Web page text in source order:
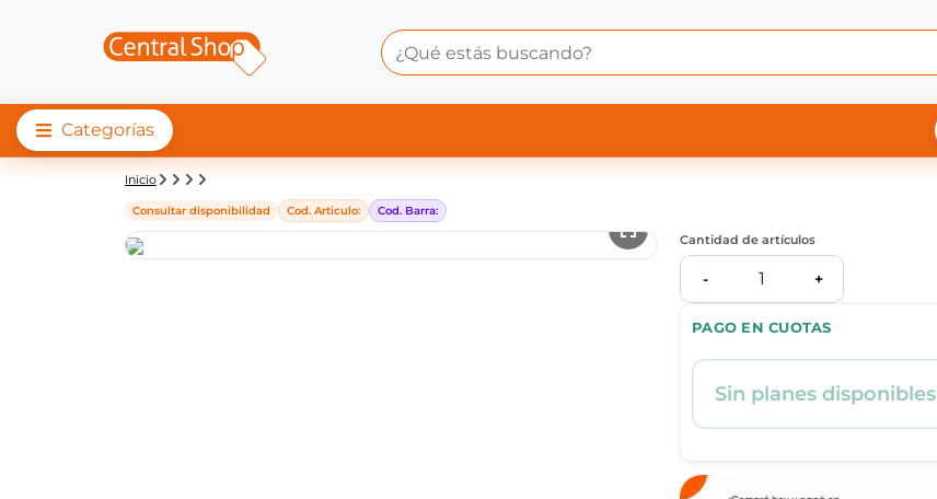
Categorías
Detalle de producto | Central Shop
Inicio
Consultar disponibilidad Cod. Articulo: Cod. Barra:
PAGO EN CUOTAS
Sin planes disponibles
Cantidad de artículos
- 1 +